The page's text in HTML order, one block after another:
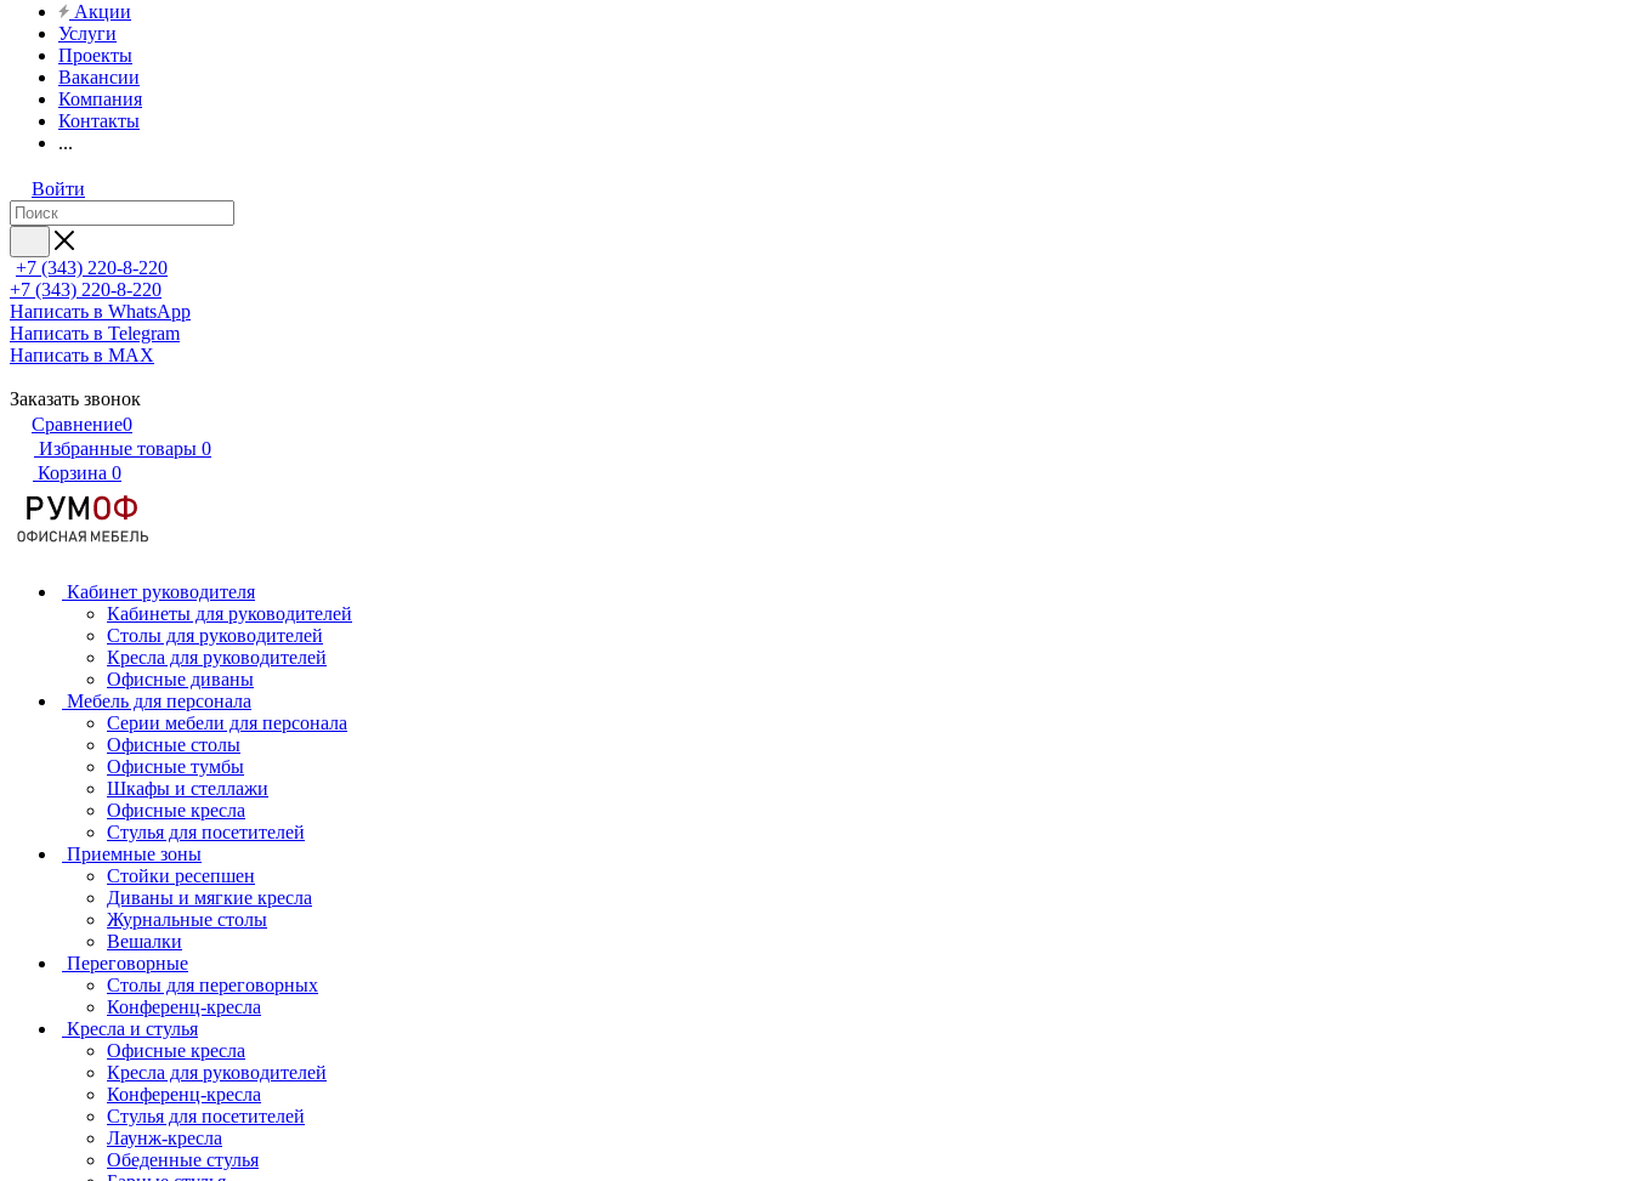
Акции
Услуги
Проекты
Вакансии
Компания
Контакты
...
Войти
+7 (343) 220-8-220
+7 (343) 220-8-220
Написать в WhatsApp
Написать в Telegram
Написать в MAX
Заказать звонок
Сравнение0
Избранные товары 0
Корзина 0
Кабинет руководителя
Кабинеты для руководителей
Столы для руководителей
Кресла для руководителей
Офисные диваны
Мебель для персонала
Серии мебели для персонала
Офисные столы
Офисные тумбы
Шкафы и стеллажи
Офисные кресла
Стулья для посетителей
Приемные зоны
Стойки ресепшен
Диваны и мягкие кресла
Журнальные столы
Вешалки
Переговорные
Столы для переговорных
Конференц-кресла
Кресла и стулья
Офисные кресла
Кресла для руководителей
Конференц-кресла
Стулья для посетителей
Лаунж-кресла
Обеденные стулья